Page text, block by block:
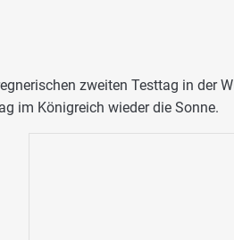
zweiten Testtag in der
im Königreich wieder die Sonne.